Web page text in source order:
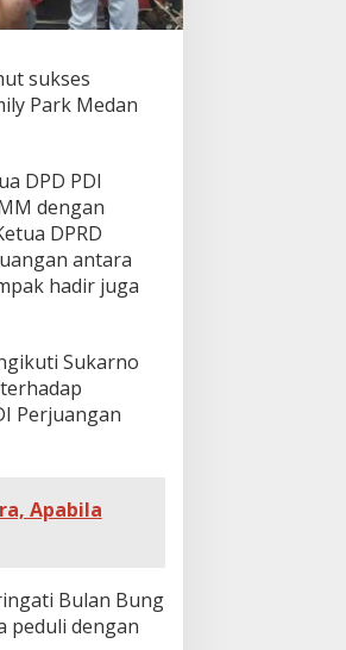
sukses
Park Medan
DPD PDI
dengan
DPRD
antara
hadir juga
Sukarno
Perjuangan
Apabila
Bulan Bung
peduli dengan